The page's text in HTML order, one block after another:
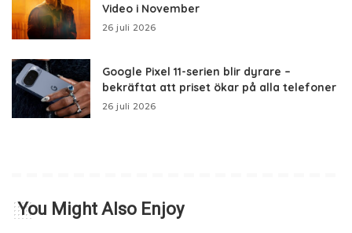
Video i November
26 juli 2026
Google Pixel 11-serien blir dyrare –
bekräftat att priset ökar på alla telefoner
26 juli 2026
You Might Also Enjoy